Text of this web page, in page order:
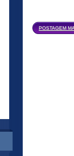
POSTAGEM